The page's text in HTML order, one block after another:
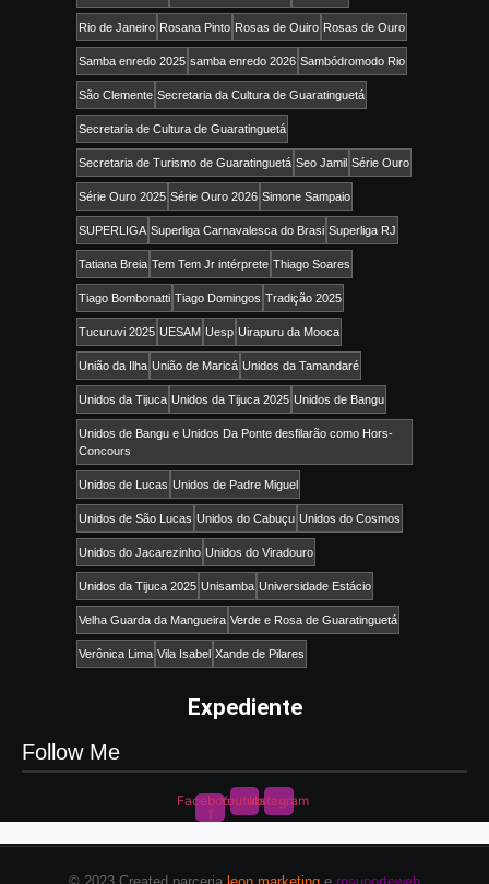
Rio de Janeiro Rosana Pinto Rosas de Ouiro Rosas de Ouro
Samba enredo 2025 samba enredo 2026 Sambódromodo Rio
São Clemente Secretaria da Cultura de Guaratinguetá
Secretaria de Cultura de Guaratinguetá
Secretaria de Turismo de Guaratinguetá Seo Jamil Série Ouro
Série Ouro 2025 Série Ouro 2026 Simone Sampaio
SUPERLIGA Superliga Carnavalesca do Brasi Superliga RJ
Tatiana Breia Tem Tem Jr intérprete Thiago Soares
Tiago Bombonatti Tiago Domingos Tradição 2025
Tucuruvi 2025 UESAM Uesp Uirapuru da Mooca
União da Ilha União de Maricá Unidos da Tamandaré
Unidos da Tijuca Unidos da Tijuca 2025 Unidos de Bangu
Unidos de Bangu e Unidos Da Ponte desfilarão como Hors-
Concours
Unidos de Lucas Unidos de Padre Miguel
Unidos de São Lucas Unidos do Cabuçu Unidos do Cosmos
Unidos do Jacarezinho Unidos do Viradouro
Unidos da Tijuca 2025 Unisamba Universidade Estácio
Velha Guarda da Mangueira Verde e Rosa de Guaratinguetá
Verônica Lima Vila Isabel Xande de Pilares
Expediente
Follow Me
Facebook-
f
YoutubeInstagram